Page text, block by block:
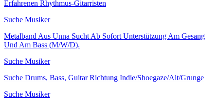
Erfahrenen Rhythmus-Gitarristen
Suche Musiker
Metalband Aus Unna Sucht Ab Sofort Unterstützung Am Gesang
Und Am Bass (M/W/D).
Suche Musiker
Suche Drums, Bass, Guitar Richtung Indie/Shoegaze/Alt/Grunge
Suche Musiker